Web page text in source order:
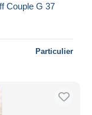
Couple G 37
Particulier